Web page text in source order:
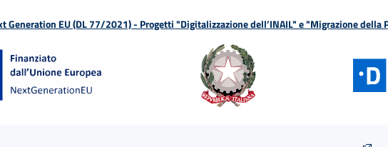
Generation EU (DL 77/2021) - Progetti "Digitalizzazione dell’INAIL" e "Migrazione della